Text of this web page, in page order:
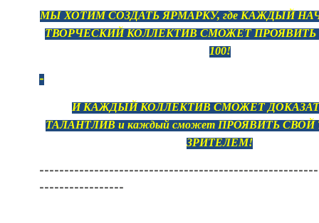
МЫ ХОТИМ СОЗДАТЬ ЯРМАРКУ, где КАЖДЫЙ
ТВОРЧЕСКИЙ КОЛЛЕКТИВ СМОЖЕТ ПРОЯВИТЬ
100!
-
И КАЖДЫЙ КОЛЛЕКТИВ СМОЖЕТ
ТАЛАНТЛИВ и каждый сможет ПРОЯВИТЬ СВОЙ
ЗРИТЕЛЕМ!
-----------------